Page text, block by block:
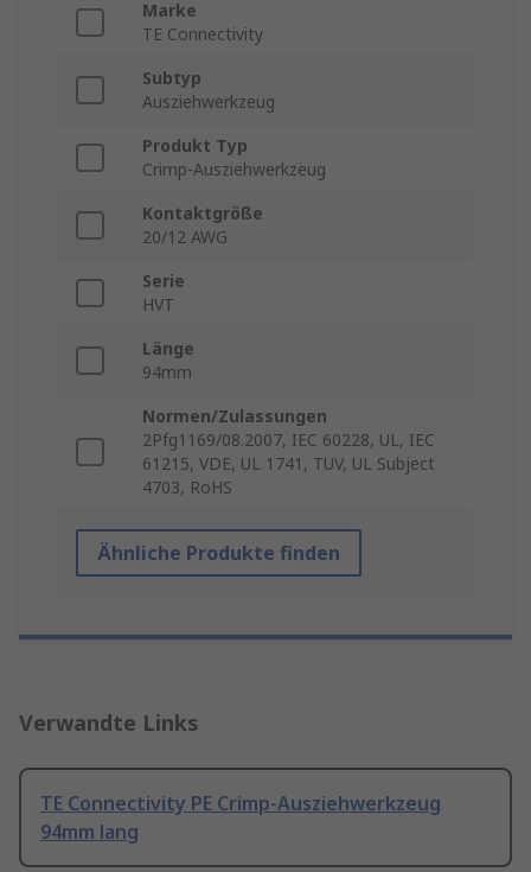
Marke
TE Connectivity
Subtyp
Ausziehwerkzeug
Produkt Typ
Crimp-Ausziehwerkzeug
Kontaktgröße
20/12 AWG
Serie
HVT
Länge
94mm
Normen/Zulassungen
2Pfg1169/08.2007, IEC 60228, UL, IEC
61215, VDE, UL 1741, TUV, UL Subject
4703, RoHS
Ähnliche Produkte finden
Verwandte Links
TE Connectivity PE Crimp-Ausziehwerkzeug
94mm lang